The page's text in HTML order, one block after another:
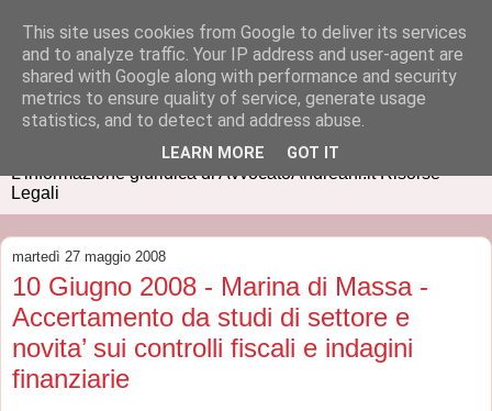
IUSPRESS
L'informazione giuridica di AvvocatoAndreani.it Risorse
Legali
martedì 27 maggio 2008
10 Giugno 2008 - Marina di Massa -
Accertamento da studi di settore e
novita’ sui controlli fiscali e indagini
finanziarie
This site uses cookies from Google to deliver its services
and to analyze traffic. Your IP address and user-agent are
shared with Google along with performance and security
metrics to ensure quality of service, generate usage
statistics, and to detect and address abuse.
LEARN MORE GOT IT